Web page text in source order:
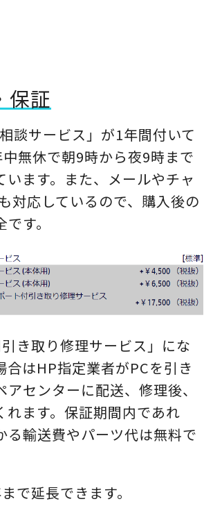
保証
談サービス」が1年間付いて
無休で朝9時から夜9時まで
います。また、メールやチャ
対応しているので、購入後の
す。
き取り修理サービス」にな
合はHP指定業者がPCを引き
センターに配送、修理後、
れます。保証期間内であれ
る輸送費やパーツ代は無料で
で延長できます。